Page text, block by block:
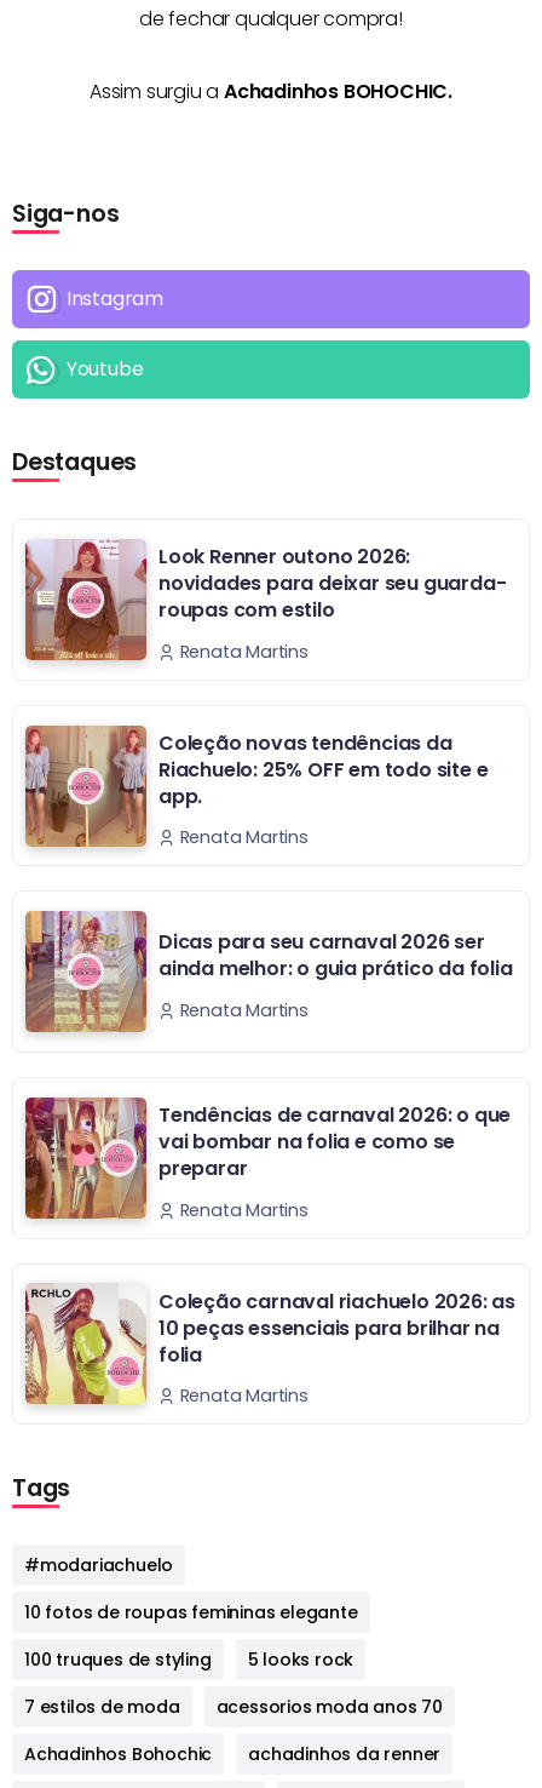
de fechar qualquer compra!
Assim surgiu a Achadinhos BOHOCHIC.
Siga-nos
Instagram
Youtube
Destaques
Look Renner outono 2026:
novidades para deixar seu guarda-
roupas com estilo
Renata Martins
Coleção novas tendências da
Riachuelo: 25% OFF em todo site e
app.
Renata Martins
Dicas para seu carnaval 2026 ser
ainda melhor: o guia prático da folia
Renata Martins
Tendências de carnaval 2026: o que
vai bombar na folia e como se
preparar
Renata Martins
Coleção carnaval riachuelo 2026: as
10 peças essenciais para brilhar na
folia
Renata Martins
Tags
#modariachuelo
10 fotos de roupas femininas elegante
100 truques de styling
5 looks rock
7 estilos de moda
acessorios moda anos 70
Achadinhos Bohochic
achadinhos da renner